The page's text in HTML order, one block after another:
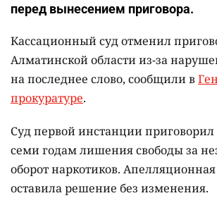
перед вынесением приговора.
Кассационный суд отменил
Алматинской области из-за
на последнее слово, сообщили в
прокуратуре.
Суд первой инстанции
семи годам лишения свободы за
оборот наркотиков.
оставила решение без изменения.